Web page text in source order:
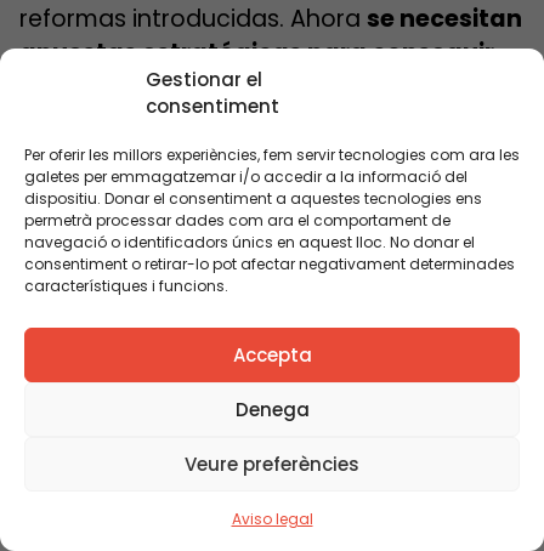
Gestionar el
consentiment
Per oferir les millors experiències, fem servir tecnologies com ara les
galetes per emmagatzemar i/o accedir a la informació del
dispositiu. Donar el consentiment a aquestes tecnologies ens
permetrà processar dades com ara el comportament de
navegació o identificadors únics en aquest lloc. No donar el
consentiment o retirar-lo pot afectar negativament determinades
característiques i funcions.
Accepta
Denega
Veure preferències
Aviso legal
reformas introducidas. Ahora se necesitan
apuestas estratégicas para conseguir
que verdaderamente ningún alumno se
quede atrás en el progreso educativo
sea cual sea su condición
socioeconómica.
Será clave dotar de recursos las
apuestas estratégicas de
pasos ambiciosos para abordar
los principales retos educativos
Como apuntaba Francesc Colomé en el
dar un salto en equidad